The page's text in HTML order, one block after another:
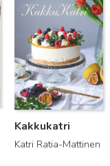
Kakkukatri
Katri Ratia-Mattinen